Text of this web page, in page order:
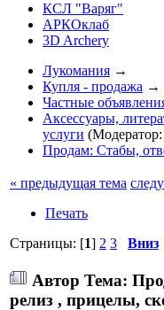
КСЛ "Варяг"
АРКОклаб
3D Archery
Лукомания →
Купля - продажа →
Частные
Аксессуары,
услуги (Модератор:
Продам: Стабы,
« предыдущая тема
Печать
Страницы: [1] 2 3 Вниз
Автор Тема:
релиз , прицелы,